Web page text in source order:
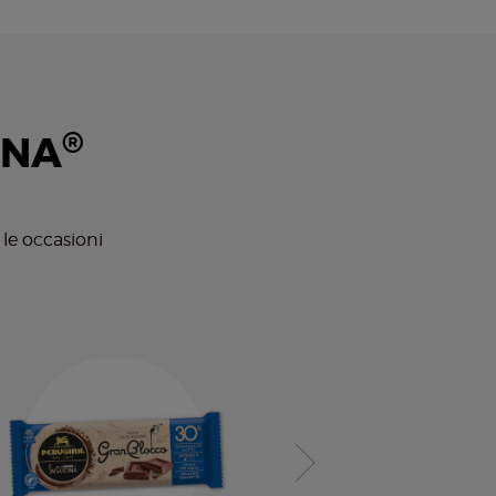
®
occasioni